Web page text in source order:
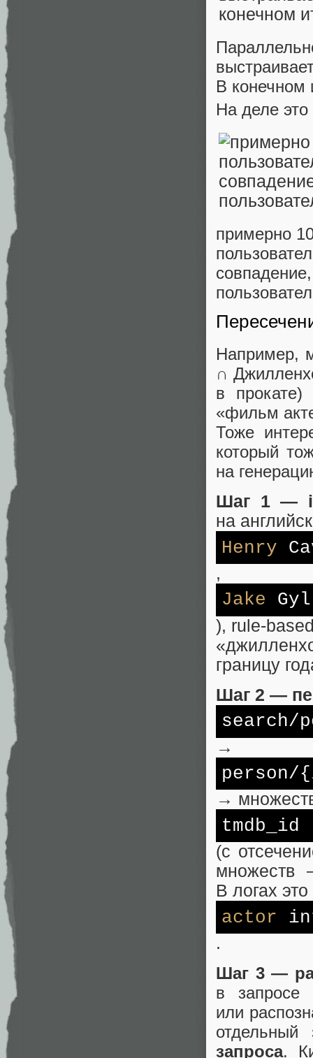
В конечном
На деле это
примерно
Например,
∩
в
«фильм
Тоже
который
на
Шаг 1 —
на
Henry
,
Jake
),
границу
Шаг 2 —
search/
→
person/{
→
tmdb_id
(с
В логах
actor
.
Шаг 3 —
в запросе
или
запроса.